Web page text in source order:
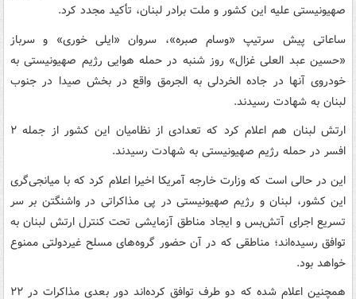
صهیونیستی علیه این کشور و ملت برادر لبنان، تأکید مجدد کرد.
ساعاتی پیش سرتیپ «وسام صبره»، سروان «ایلی خوری» و سرباز
«حسین عبد العلی غزال» روز شنبه در حمله هوایی رژیم صهیونیستی به
خودروی آنها در جاده الخردلی به الجرمق واقع در بخش صیدا در جنوب
لبنان به شهادت رسیدند.
ارتش لبنان هم اعلام کرد که تعدادی از نظامیان این کشور از جمله ۲
افسر در حمله رژیم صهیونیستی به شهادت رسیدند.
این در حالی است که وزارت خارجه آمریکا اخیرا اعلام کرد که با میانجی‌گری
این کشور، لبنان و رژیم صهیونیستی در پی مذاکراتی در واشنگتن بر سر
تسریع اجرای آتش‌بس و ایجاد مناطق آزمایشی تحت کنترل ارتش لبنان به
توافق رسیده‌اند؛ مناطقی که در آن حضور گروه‌های مسلح غیردولتی ممنوع
خواهد بود.
همچنین اعلام شده که دو طرف توافق کرده‌اند دور بعدی مذاکرات در ۲۲